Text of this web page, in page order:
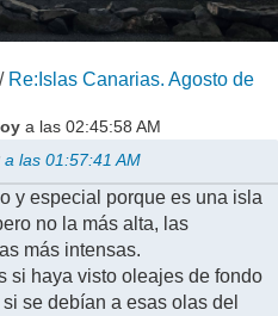
/ Re:Islas Canarias. Agosto de
a las 02:45:58 AM
a las 01:57:41 AM
y especial porque es una isla
no la más alta, las
más intensas.
si haya visto oleajes de fondo
se debían a esas olas del